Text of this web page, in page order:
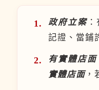
政府立案：
記證、當鋪
有實體店面
實體店面，